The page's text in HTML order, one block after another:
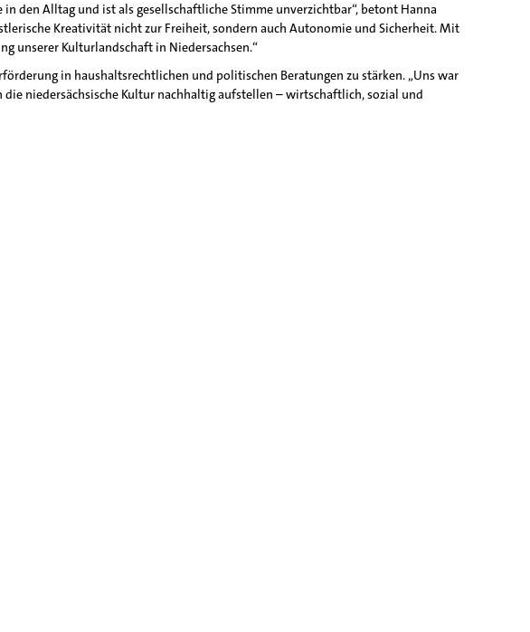
den Alltag und ist als gesellschaftliche Stimme unverzichtbar“, betont Hanna
Kreativität nicht zur Freiheit, sondern auch Autonomie und Sicherheit. Mit
unserer Kulturlandschaft in Niedersachsen.“
in haushaltsrechtlichen und politischen Beratungen zu stärken. „Uns war
niedersächsische Kultur nachhaltig aufstellen – wirtschaftlich, sozial und